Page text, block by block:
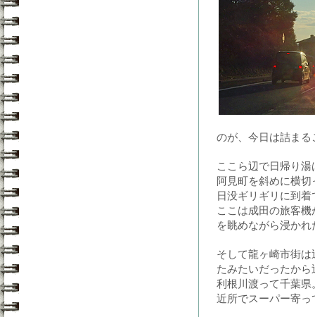
のが、今日は詰ま
ここら辺で日帰り
阿見町を斜めに横
日没ギリギリに到
ここは成田の旅客
を眺めながら浸かれ
そして龍ヶ崎市街
たみたいだったか
利根川渡って千葉
近所でスーパー寄